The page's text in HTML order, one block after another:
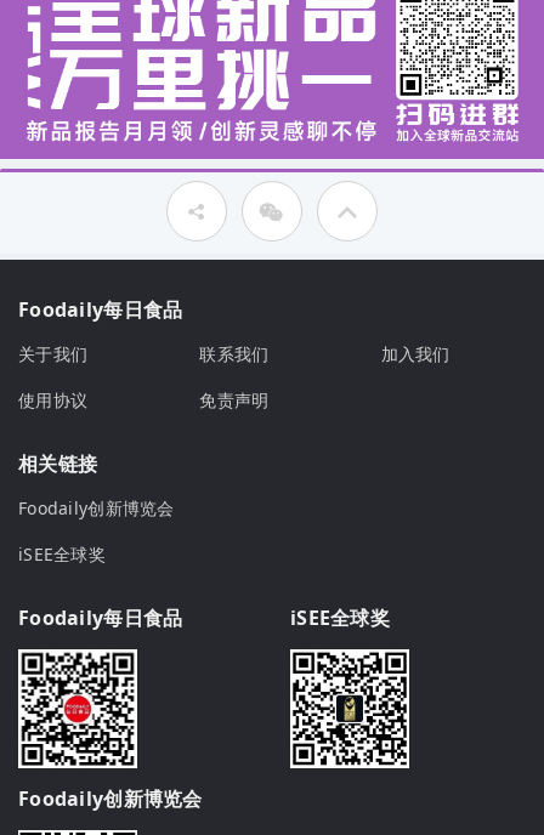
Foodaily每日食品
关于我们 联系我们
加入我们
使用协议
免责声明
相关链接
Foodaily创新博览会
iSEE全球奖
Foodaily每日食品 iSEE全球奖
Foodaily创新博览会